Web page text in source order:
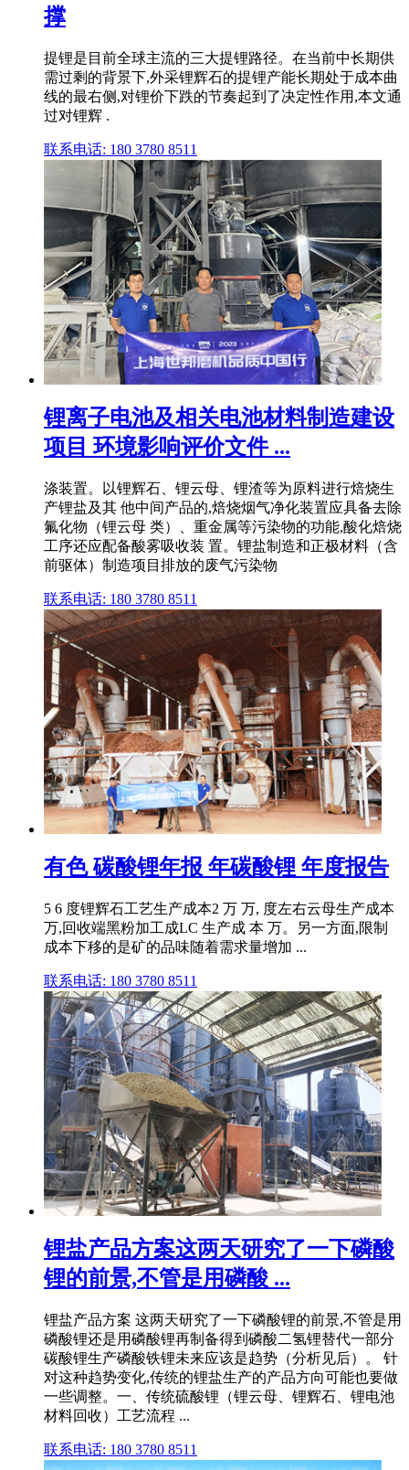
撑
提锂是目前全球主流的三大提锂路径。在当前中长期供
需过剩的背景下,外采锂辉石的提锂产能长期处于成本曲
线的最右侧,对锂价下跌的节奏起到了决定性作用,本文通
过对锂辉 .
联系电话: 180 3780 8511
锂离子电池及相关电池材料制造建设
项目 环境影响评价文件 ...
涤装置。以锂辉石、锂云母、锂渣等为原料进行焙烧生
产锂盐及其 他中间产品的,焙烧烟气净化装置应具备去除
氟化物（锂云母 类）、重金属等污染物的功能,酸化焙烧
工序还应配备酸雾吸收装 置。锂盐制造和正极材料（含
前驱体）制造项目排放的废气污染物
联系电话: 180 3780 8511
有色 碳酸锂年报 年碳酸锂 年度报告
5 6 度锂辉石工艺生产成本2 万 万, 度左右云母生产成本
万,回收端黑粉加工成LC 生产成 本 万。另一方面,限制
成本下移的是矿的品味随着需求量增加 ...
联系电话: 180 3780 8511
锂盐产品方案这两天研究了一下磷酸
锂的前景,不管是用磷酸 ...
锂盐产品方案 这两天研究了一下磷酸锂的前景,不管是用
磷酸锂还是用磷酸锂再制备得到磷酸二氢锂替代一部分
碳酸锂生产磷酸铁锂未来应该是趋势（分析见后）。 针
对这种趋势变化,传统的锂盐生产的产品方向可能也要做
一些调整。一、传统硫酸锂（锂云母、锂辉石、锂电池
材料回收）工艺流程 ...
联系电话: 180 3780 8511